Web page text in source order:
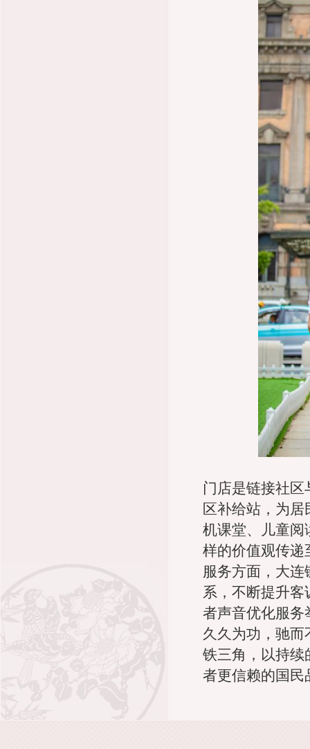
门店是链接社
区补给站，为
机课堂、儿童
样的价值观传递
服务方面，大连
系，不断提升
者声音优化服务
久久为功，驰而
铁三角，以持续
者更信赖的国民